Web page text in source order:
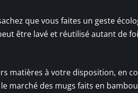
que vous faites un geste
être lavé et réutilisé autant de
matières à votre disposition, en
marché des mugs faits en